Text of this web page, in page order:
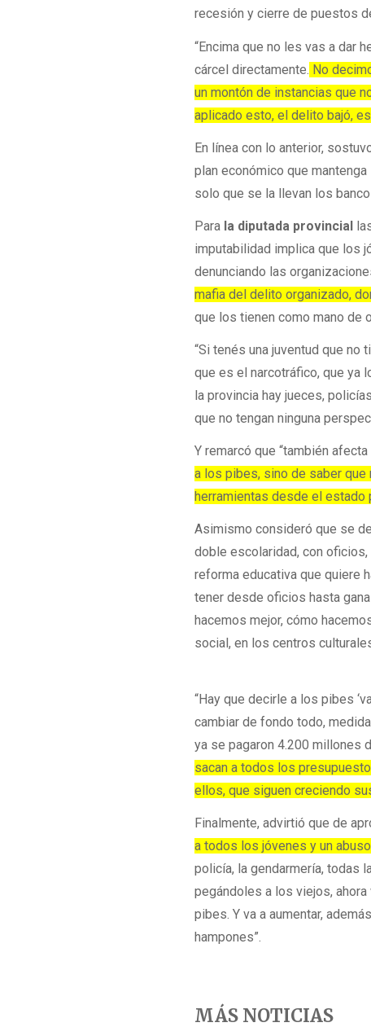
recesión y cierre de puestos
“Encima que no les vas a dar
cárcel directamente. No
un montón de instancias que
aplicado esto, el delito bajó,
En línea con lo anterior,
plan económico que
solo que se la llevan los
Para la diputada provincial
imputabilidad implica que los
denunciando las
mafia del delito organizado,
que los tienen como mano de
“Si tenés una juventud que no
que es el narcotráfico, que ya
la provincia hay jueces,
que no tengan ninguna
Y remarcó que “también
a los pibes, sino de saber
herramientas desde el estado
Asimismo consideró que se
doble escolaridad, con
reforma educativa que quiere
tener desde oficios hasta
hacemos mejor, cómo
social, en los centros
“Hay que decirle a los pibes
cambiar de fondo todo,
ya se pagaron 4.200 millones
sacan a todos los
ellos, que siguen creciendo
Finalmente, advirtió que de
a todos los jóvenes y un
policía, la gendarmería, todas
pegándoles a los viejos,
pibes. Y va a aumentar,
hampones”.
MÁS NOTICIAS